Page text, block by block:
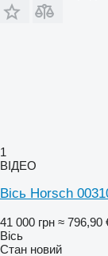
1
ВІДЕО
Вісь Horsch
41 000 грн ≈ 796,90
Вісь
Стан новий